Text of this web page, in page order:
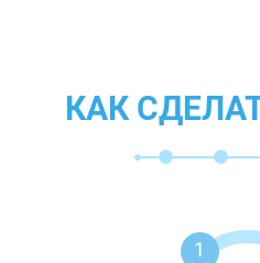
КАК
1